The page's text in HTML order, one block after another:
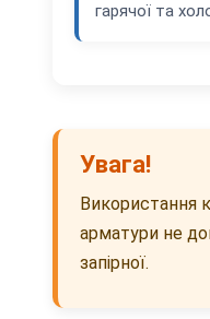
гарячої та
Увага!
Використання
арматури не
запірної.